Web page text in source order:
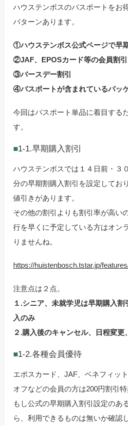
ハウステンボスのパスポートをお
パターンあります。
①ハウステンボス公式ページで早
②JAF、EPOSカード等の会員割引
③バースデー割引
④パスポートが含まれているパッ
今回はパスポート単品に着目する
す。
1-1.早期購入割引
ハウステンボスでは１４日前・３
分の早期割購入割引を設定してお
値引きがあります。
その他の割引よりも割引率が高い
行を早くに予定している方はオン
りませんね。
https://huistenbosch.tstar.jp/
注意点は２点。
１.シニア、未就学児は早期購入
入のみ
２.購入後のキャンセル、日程変更
1-2.各種会員優待
エポスカード、JAF、ベネフィッ
オフなどの会員の方は200円割引特
もし公式の早期購入割引設定のあ
ら、利用できるものは無いか確認